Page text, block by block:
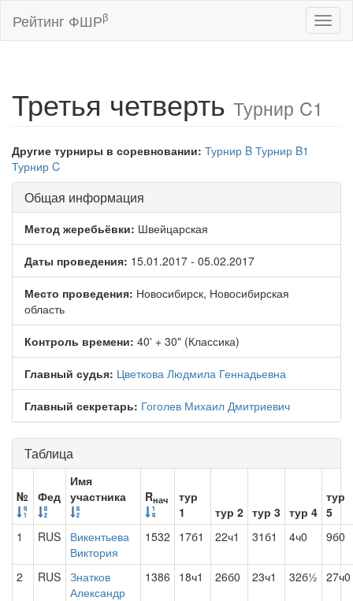
Рейтинг ФШРβ
Третья четверть Турнир C1
Другие турниры в соревновании: Турнир B Турнир B1
Турнир C
Общая информация
Метод жеребьёвки: Швейцарская
Даты проведения: 15.01.2017 - 05.02.2017
Место проведения: Новосибирск, Новосибирская
область
Контроль времени: 40' + 30" (Классика)
Главный судья: Цветкова Людмила Геннадьевна
Главный секретарь: Гоголев Михаил Дмитриевич
Таблица
№ Фед
Имя
участника
Rнач
тур
1
тур 2 тур 3 тур 4
тур
5
1
RUS
Викентьева
Виктория
1532 17б1 22ч1 31б1 4ч0 9б0
2 RUS Знатков
Александр
1386 18ч1 26б0 23ч1 32б½ 27ч0